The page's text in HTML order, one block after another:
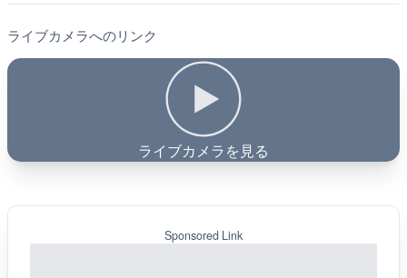
ライブカメラへのリンク
ライブカメラを見る
Sponsored Link